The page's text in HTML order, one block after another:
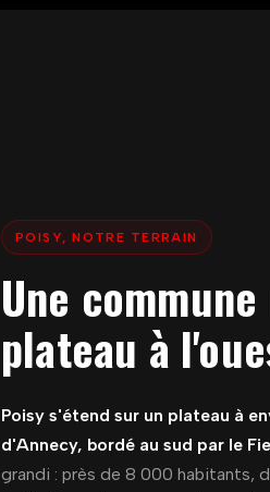
POISY, NOTRE TERRAIN
Une
plateau à
Poisy s'étend sur un plateau à
d'Annecy, bordé au sud par le
grandi : près de 8 000 habitants,